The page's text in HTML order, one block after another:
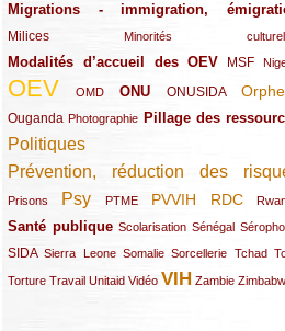
Migrations - immigration,
(67/289)
Milices
(34/289) Minorités
(15/289)
Modalités d’accueil des OEV
(58/289) MSF
(54/289)
(27/289)
OEV
(269/289) OMD
(26/289) ONU
(58/289) ONUSIDA
(44/289)
(112/289)
Ouganda
(29/289) Photographie
(27/289) Pillage des
(77/289)
Politiques
(120/289)
Prévention, réduction des
(131/289)
Prisons
(22/289) Psy
(119/289) PTME
(12/289) PVVIH
(111/289) RDC
(104/289)
(23/289)
Santé publique
(59/289) Scolarisation
(9/289) Sénégal
(13/289)
(19/289)
SIDA
(29/289)Sierra Leone
(13/289) Somalie
(12/289) Sorcellerie
(19/289) Tchad
(10/289)
(15/289)
Torture
(17/289)Travail
(21/289) Unitaid
(26/289) Vidéo
(23/289) VIH
(154/289) Zambie
(12/289)
(21/289)